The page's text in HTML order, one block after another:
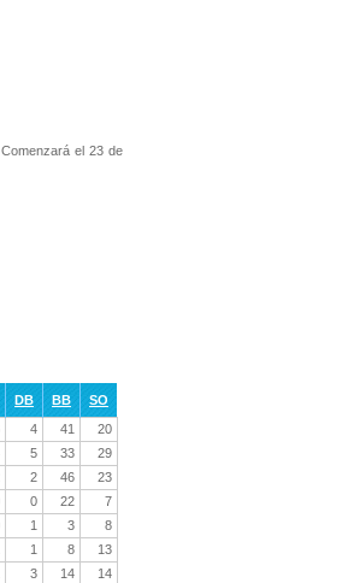
el 23 de
DB BB
SO
4 41
20
5 33
29
2 46
23
0 22
7
1 3
8
1 8
13
3 14
14